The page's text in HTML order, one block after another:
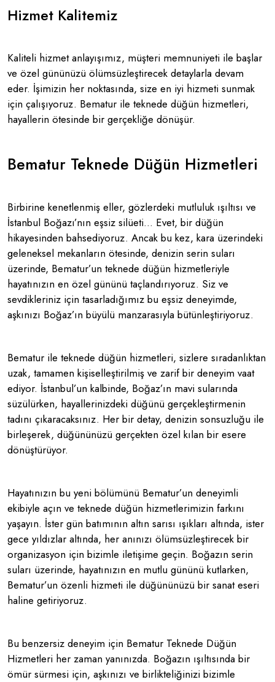
Hizmet Kalitemiz
Kaliteli hizmet anlayışımız, müşteri memnuniyeti ile başlar
ve özel gününüzü ölümsüzleştirecek detaylarla devam
eder. İşimizin her noktasında, size en iyi hizmeti sunmak
için çalışıyoruz. Bematur ile teknede düğün hizmetleri,
hayallerin ötesinde bir gerçekliğe dönüşür​​.
Bematur Teknede Düğün Hizmetleri
Birbirine kenetlenmiş eller, gözlerdeki mutluluk ışıltısı ve
İstanbul Boğazı’nın eşsiz silüeti… Evet, bir düğün
hikayesinden bahsediyoruz. Ancak bu kez, kara üzerindeki
geleneksel mekanların ötesinde, denizin serin suları
üzerinde, Bematur’un teknede düğün hizmetleriyle
hayatınızın en özel gününü taçlandırıyoruz. Siz ve
sevdikleriniz için tasarladığımız bu eşsiz deneyimde,
aşkınızı Boğaz’ın büyülü manzarasıyla bütünleştiriyoruz.
Bematur ile teknede düğün hizmetleri, sizlere sıradanlıktan
uzak, tamamen kişiselleştirilmiş ve zarif bir deneyim vaat
ediyor. İstanbul’un kalbinde, Boğaz’ın mavi sularında
süzülürken, hayallerinizdeki düğünü gerçekleştirmenin
tadını çıkaracaksınız. Her bir detay, denizin sonsuzluğu ile
birleşerek, düğününüzü gerçekten özel kılan bir esere
dönüştürüyor.
Hayatınızın bu yeni bölümünü Bematur’un deneyimli
ekibiyle açın ve teknede düğün hizmetlerimizin farkını
yaşayın. İster gün batımının altın sarısı ışıkları altında, ister
gece yıldızlar altında, her anınızı ölümsüzleştirecek bir
organizasyon için bizimle iletişime geçin. Boğazın serin
suları üzerinde, hayatınızın en mutlu gününü kutlarken,
Bematur’un özenli hizmeti ile düğününüzü bir sanat eseri
haline getiriyoruz.
Bu benzersiz deneyim için Bematur Teknede Düğün
Hizmetleri her zaman yanınızda. Boğazın ışıltısında bir
ömür sürmesi için, aşkınızı ve birlikteliğinizi bizimle